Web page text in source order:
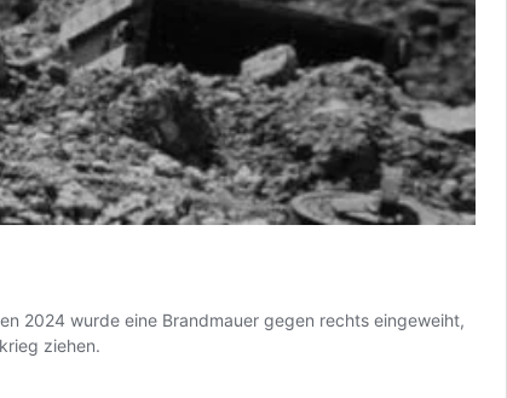
2024 wurde eine Brandmauer gegen rechts eingeweiht,
ziehen.